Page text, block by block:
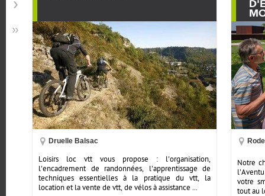
Druelle Balsac
Loisirs loc vtt vous propose : l'organisation,
l'encadrement de randonnées, l'apprentissage de
techniques essentielles à la pratique du vtt, la
location et la vente de vtt, de vélos à assistance ...
Notre
votre
tout au